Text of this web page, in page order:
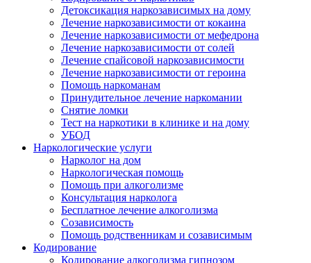
Детоксикация наркозависимых на дому
Лечение наркозависимости от кокаина
Лечение наркозависимости от мефедрона
Лечение наркозависимости от солей
Лечение спайсовой наркозависимости
Лечение наркозависимости от героина
Помощь наркоманам
Принудительное лечение наркомании
Снятие ломки
Тест на наркотики в клинике и на дому
УБОД
Наркологические услуги
Нарколог на дом
Наркологическая помощь
Помощь при алкоголизме
Консультация нарколога
Бесплатное лечение алкоголизма
Созависимость
Помощь родственникам и созависимым
Кодирование
Кодирование алкоголизма гипнозом